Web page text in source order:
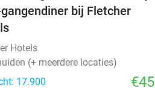
bij Fletcher
Hotels
(+ meerdere locaties)
17.900
€45